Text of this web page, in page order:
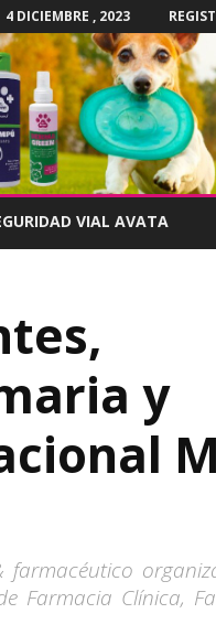
4 DICIEMBRE , 2023
VIAL AVATA
y
Farmacia Clínica,